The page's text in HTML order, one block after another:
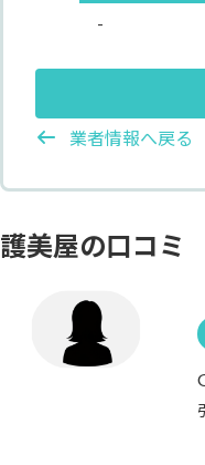
-
業者情報へ戻る
護美屋の口コミ